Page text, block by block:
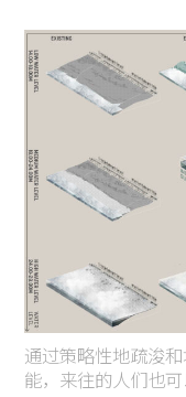
通过策略性地疏浚
能，来往的人们也